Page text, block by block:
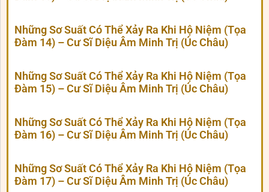
Những Sơ Suất Có Thể Xảy Ra Khi Hộ Niệm (Tọa
Đàm 14) – Cư Sĩ Diệu Âm Minh Trị (Úc Châu)
Những Sơ Suất Có Thể Xảy Ra Khi Hộ Niệm (Tọa
Đàm 15) – Cư Sĩ Diệu Âm Minh Trị (Úc Châu)
Những Sơ Suất Có Thể Xảy Ra Khi Hộ Niệm (Tọa
Đàm 16) – Cư Sĩ Diệu Âm Minh Trị (Úc Châu)
Những Sơ Suất Có Thể Xảy Ra Khi Hộ Niệm (Tọa
Đàm 17) – Cư Sĩ Diệu Âm Minh Trị (Úc Châu)